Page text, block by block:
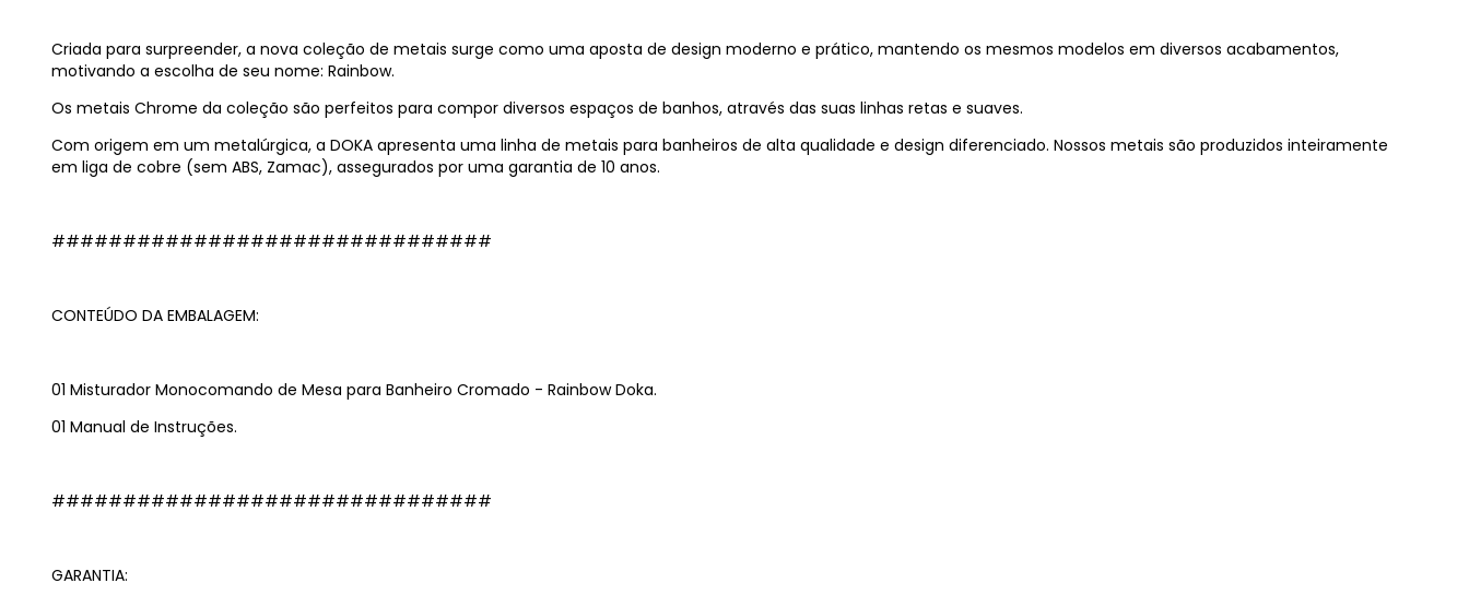
Criada para surpreender, a nova coleção de metais surge como uma aposta de design moderno e prático, mantendo os mesmos modelos em diversos acabamentos,
motivando a escolha de seu nome: Rainbow.
Os metais Chrome da coleção são perfeitos para compor diversos espaços de banhos, através das suas linhas retas e suaves.
Com origem em um metalúrgica, a DOKA apresenta uma linha de metais para banheiros de alta qualidade e design diferenciado. Nossos metais são produzidos inteiramente
em liga de cobre (sem ABS, Zamac), assegurados por uma garantia de 10 anos.
###############################
CONTEÚDO DA EMBALAGEM:
01 Misturador Monocomando de Mesa para Banheiro Cromado - Rainbow Doka.
01 Manual de Instruções.
###############################
GARANTIA: